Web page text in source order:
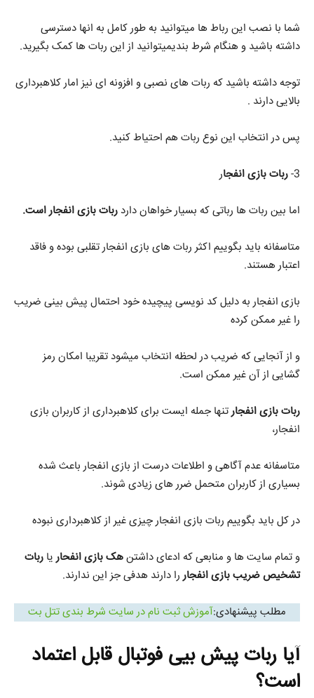
شما با نصب این رباط ها میتوانید به طور کامل به انها دسترسی
داشته باشید و هنگام شرط بندیمیتوانید از این ربات ها کمک بگیرید.
توجه داشته باشید که ربات های نصبی و افزونه ای نیز امار کلاهبرداری
بالایی دارند .
پس در انتخاب این نوع ربات هم احتیاط کنید.
3- ربات بازی انفجار
اما بین ربات ها رباتی که بسیار خواهان دارد ربات بازی انفجار است.
متاسفانه باید بگوییم اکثر ربات های بازی انفجار تقلبی بوده و فاقد
اعتبار هستند.
بازی انفجار به دلیل کد نویسی پیچیده خود احتمال پیش بینی ضریب
را غیر ممکن کرده
و از آنجایی که ضریب در لحظه انتخاب میشود تقریبا امکان رمز
گشایی از آن غیر ممکن است.
ربات بازی انفجارتنها جمله ایست برای کلاهبرداری از کاربران بازی
انفجار،
متاسفانه عدم آگاهی و اطلاعات درست از بازی انفجار باعث شده
بسیاری از کاربران متحمل ضرر های زیادی شوند.
در کل باید بگوییم ربات بازی انفجار چیزی غیر از کلاهبرداری نبوده
و تمام سایت ها و منابعی که ادعای داشتنهک بازی انفحاریا ربات
تشخیص ضریب بازی انفجاررا دارند هدفی جز این ندارند.
مطلب پیشنهادی:آموزش ثبت نام در سایت شرط بندی تتل بت
آیا ربات پیش بیی فوتبال قابل اعتماد
است؟